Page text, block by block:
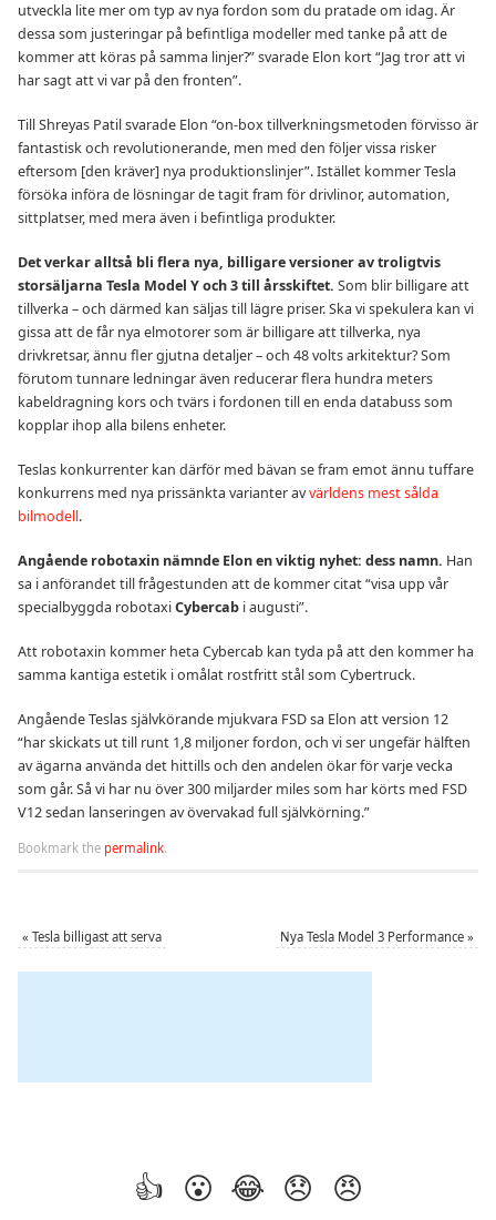
utveckla lite mer om typ av nya fordon som du pratade om idag. Är
dessa som justeringar på befintliga modeller med tanke på att de
kommer att köras på samma linjer?” svarade Elon kort “Jag tror att vi
har sagt att vi var på den fronten”.
Till Shreyas Patil svarade Elon “on-box tillverkningsmetoden förvisso är
fantastisk och revolutionerande, men med den följer vissa risker
eftersom [den kräver] nya produktionslinjer”. Istället kommer Tesla
försöka införa de lösningar de tagit fram för drivlinor, automation,
sittplatser, med mera även i befintliga produkter.
Det verkar alltså bli flera nya, billigare versioner av troligtvis
storsäljarna Tesla Model Y och 3 till årsskiftet. Som blir billigare att
tillverka – och därmed kan säljas till lägre priser. Ska vi spekulera kan vi
gissa att de får nya elmotorer som är billigare att tillverka, nya
drivkretsar, ännu fler gjutna detaljer – och 48 volts arkitektur? Som
förutom tunnare ledningar även reducerar flera hundra meters
kabeldragning kors och tvärs i fordonen till en enda databuss som
kopplar ihop alla bilens enheter.
Teslas konkurrenter kan därför med bävan se fram emot ännu tuffare
konkurrens med nya prissänkta varianter avvärldens mest sålda
bilmodell.
Angående robotaxin nämnde Elon en viktig nyhet: dess namn. Han
sa i anförandet till frågestunden att de kommer citat “visa upp vår
specialbyggda robotaxiCybercab i augusti”.
Att robotaxin kommer heta Cybercab kan tyda på att den kommer ha
samma kantiga estetik i omålat rostfritt stål som Cybertruck.
Angående Teslas självkörande mjukvara FSD sa Elon att version 12
“har skickats ut till runt 1,8 miljoner fordon, och vi ser ungefär hälften
av ägarna använda det hittills och den andelen ökar för varje vecka
som går. Så vi har nu över 300 miljarder miles som har körts med FSD
V12 sedan lanseringen av övervakad full självkörning.”
Bookmark the permalink.
« Tesla billigast att serva Nya Tesla Model 3 Performance »